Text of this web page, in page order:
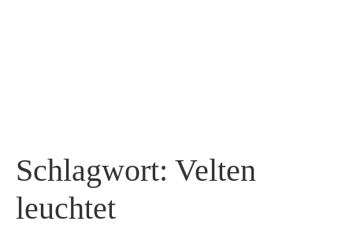
Schlagwort: Velten
leuchtet